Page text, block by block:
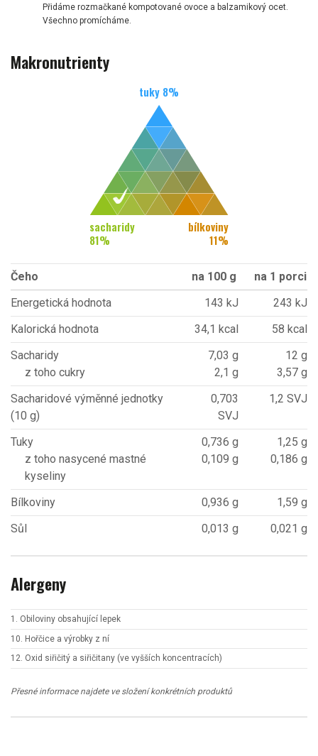
Přidáme rozmačkané kompotované ovoce a balzamikový ocet.
Všechno promícháme.
Makronutrienty
tuky 8%
sacharidy
81%
bílkoviny
11%
Čeho na 100 g
na 1 porci
Energetická hodnota
143 kJ
243 kJ
Kalorická hodnota
34,1 kcal
58 kcal
Sacharidy
z toho cukry
7,03 g
2,1 g
12 g
3,57 g
Sacharidové výměnné jednotky
(10 g)
0,703
SVJ
1,2 SVJ
Tuky
z toho nasycené mastné
kyseliny
0,736 g
0,109 g
1,25 g
0,186 g
Bílkoviny 0,936 g
1,59 g
Sůl
0,013 g 0,021 g
Alergeny
1. Obiloviny obsahující lepek
10. Hořčice a výrobky z ní
12. Oxid siřičitý a siřičitany (ve vyšších koncentracích)
Přesné informace najdete ve složení konkrétních produktů